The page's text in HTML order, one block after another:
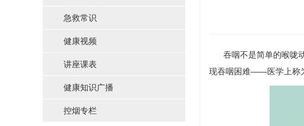
急救常识
健康视频
讲座课表
健康知识广播
控烟专栏
吞咽不是简单的喉咙动
现吞咽困难——医学上称为